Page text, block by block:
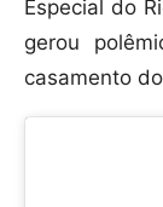
Especial do
gerou
casamento